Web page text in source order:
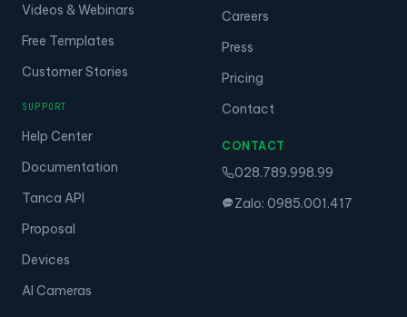
Videos & Webinars
Free Templates
Customer Stories
SUPPORT
Help Center
Documentation
Tanca API
Proposal
Devices
AI Cameras
Careers
Press
Pricing
Contact
CONTACT
028.789.998.99
Zalo: 0985.001.417